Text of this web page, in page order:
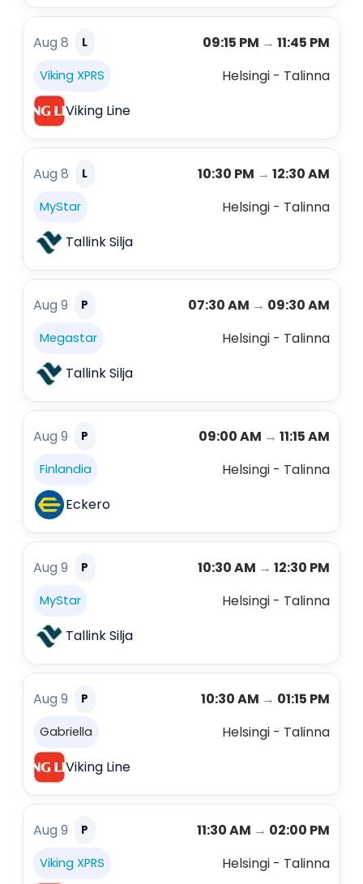
Aug 8 L 09:15 PM → 11:45 PM
Viking XPRS
Helsingi - Talinna
Viking Line
Aug 8 L 10:30 PM → 12:30 AM
MyStar
Helsingi - Talinna
Tallink Silja
Aug 9 P 07:30 AM → 09:30 AM
Megastar
Helsingi - Talinna
Tallink Silja
Aug 9 P 09:00 AM → 11:15 AM
Finlandia
Helsingi - Talinna
Eckero
Aug 9 P 10:30 AM → 12:30 PM
MyStar
Helsingi - Talinna
Tallink Silja
Aug 9 P 10:30 AM → 01:15 PM
Gabriella
Helsingi - Talinna
Viking Line
Aug 9 P 11:30 AM → 02:00 PM
Viking XPRS
Helsingi - Talinna